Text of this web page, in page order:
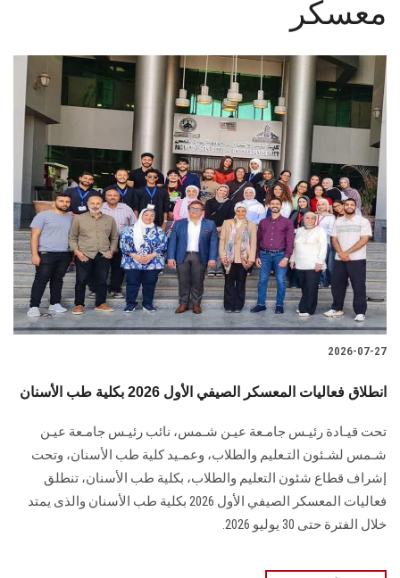
الأنظمة الذكية
الإعلام
تواصل معنا
الطلاب
هيئة التدريس
الدراسات العليا
الزائـرون
سجل الان
معسكر
2026-07-27
انطلاق فعاليات المعسكر الصيفي الأول 2026 بكلية طب الأسنان
تحت قيـادة رئيـس جامـعة عيـن شـمس، نائب رئيـس جامـعة عيـن
شـمس لشـئون التـعليم والطلاب، وعمـيد كلية طب الأسنان، وتحت
إشراف قطاع شئون التعليم والطلاب، بكلية طب الأسنان، تنطلق
فعاليات المعسكر الصيفي الأول 2026 بكلية طب الأسنان والذى يمتد
خلال الفترة حتى 30 يوليو 2026.